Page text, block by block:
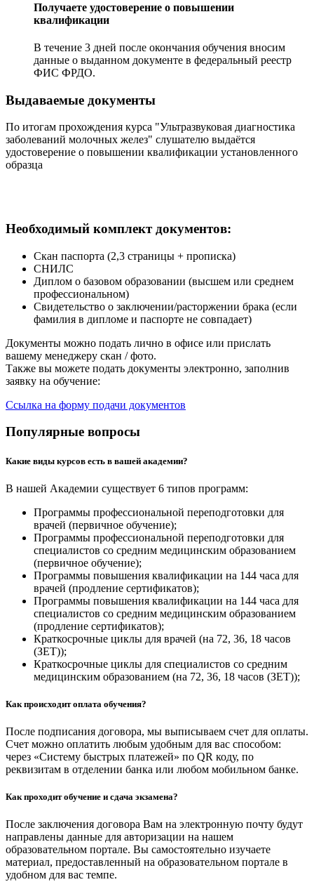
Получаете удостоверение о повышении
квалификации
В течение 3 дней после окончания обучения вносим
данные о выданном документе в федеральный реестр
ФИС ФРДО.
Выдаваемые документы
По итогам прохождения курса "Ультразвуковая диагностика
заболеваний молочных желез" слушателю выдаётся
удостоверение о повышении квалификации установленного
образца
Необходимый комплект документов:
Скан паспорта (2,3 страницы + прописка)
СНИЛС
Диплом о базовом образовании (высшем или среднем
профессиональном)
Свидетельство о заключении/расторжении брака (если
фамилия в дипломе и паспорте не совпадает)
Документы можно подать лично в офисе или прислать
вашему менеджеру скан / фото.
Также вы можете подать документы электронно, заполнив
заявку на обучение:
Ссылка на форму подачи документов
Популярные вопросы
Какие виды курсов есть в вашей академии?
В нашей Академии существует 6 типов программ:
Программы профессиональной переподготовки для
врачей (первичное обучение);
Программы профессиональной переподготовки для
специалистов со средним медицинским образованием
(первичное обучение);
Программы повышения квалификации на 144 часа для
врачей (продление сертификатов);
Программы повышения квалификации на 144 часа для
специалистов со средним медицинским образованием
(продление сертификатов);
Краткосрочные циклы для врачей (на 72, 36, 18 часов
(ЗЕТ));
Краткосрочные циклы для специалистов со средним
медицинским образованием (на 72, 36, 18 часов (ЗЕТ));
Как происходит оплата обучения?
После подписания договора, мы выписываем счет для оплаты.
Счет можно оплатить любым удобным для вас способом:
через «Систему быстрых платежей» по QR коду, по
реквизитам в отделении банка или любом мобильном банке.
Как проходит обучение и сдача экзамена?
После заключения договора Вам на электронную почту будут
направлены данные для авторизации на нашем
образовательном портале. Вы самостоятельно изучаете
материал, предоставленный на образовательном портале в
удобном для вас темпе.